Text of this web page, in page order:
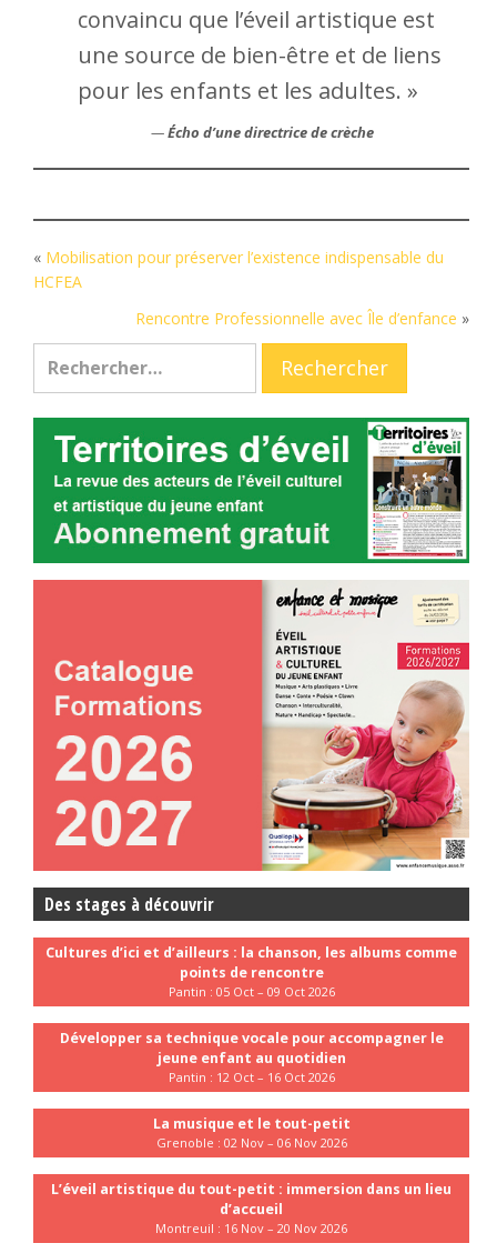
convaincu que l’éveil artistique est
une source de bien-être et de liens
pour les enfants et les adultes. »
—Écho d’une directrice de crèche
« Mobilisation pour préserver l’existence indispensable du
HCFEA
Rencontre Professionnelle avec Île d’enfance »
Des stages à découvrir
Cultures d’ici et d’ailleurs : la chanson, les albums comme
points de rencontre
Pantin : 05 Oct – 09 Oct 2026
Développer sa technique vocale pour accompagner le
jeune enfant au quotidien
Pantin : 12 Oct – 16 Oct 2026
La musique et le tout-petit
Grenoble : 02 Nov – 06 Nov 2026
L’éveil artistique du tout-petit : immersion dans un lieu
d’accueil
Montreuil : 16 Nov – 20 Nov 2026